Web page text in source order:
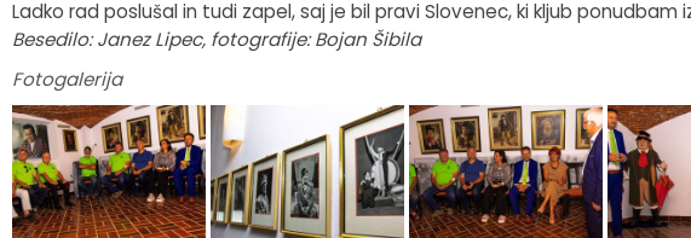
Ladko rad poslušal in tudi zapel, saj je bil pravi Slovenec, ki kljub ponudbam
Besedilo: Janez Lipec, fotografije: Bojan Šibila
Fotogalerija